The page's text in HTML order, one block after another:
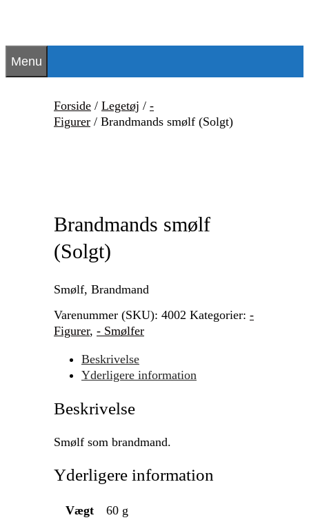
indhold
Menu
Forside / Legetøj / -
Figurer / Brandmands smølf (Solgt)
Brandmands smølf
(Solgt)
Smølf, Brandmand
Varenummer (SKU): 4002 Kategorier: -
Figurer, - Smølfer
Beskrivelse
Yderligere information
Beskrivelse
Smølf som brandmand.
Yderligere information
Vægt
60 g